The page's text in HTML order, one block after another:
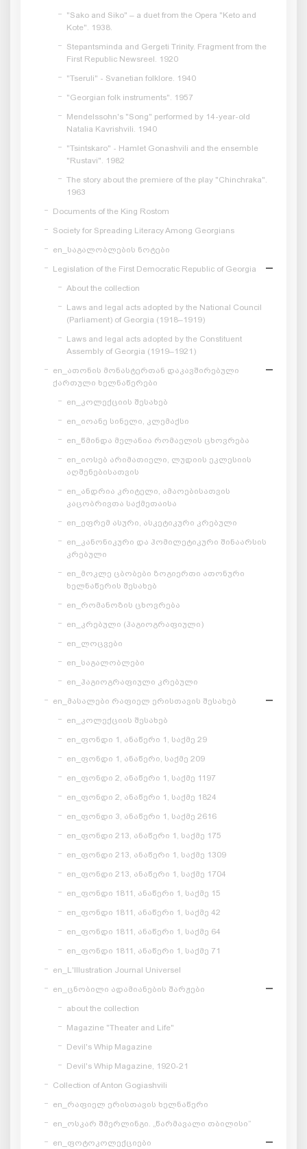
"Sako and Siko" – a duet from the Opera "Keto and
Kote". 1938.
Stepantsminda and Gergeti Trinity. Fragment from the
First Republic Newsreel. 1920
"Tseruli" - Svanetian folklore. 1940
"Georgian folk instruments". 1957
Mendelssohn's "Song" performed by 14-year-old
Natalia Kavrishvili. 1940
"Tsintskaro" - Hamlet Gonashvili and the ensemble
"Rustavi". 1982
The story about the premiere of the play "Chinchraka".
1963
Documents of the King Rostom
Society for Spreading Literacy Among Georgians
en_საგალობლების ნოტები
Legislation of the First Democratic Republic of Georgia
About the collection
Laws and legal acts adopted by the National Council
(Parliament) of Georgia (1918–1919)
Laws and legal acts adopted by the Constituent
Assembly of Georgia (1919–1921)
en_ათონის მონასტერთან დაკავშირებული
ქართული ხელნაწერები
en_კოლექციის შესახებ
en_იოანე სინელი, კლემაქსი
en_წმინდა მელანია რომაელის ცხოვრება
en_იოსებ არიმათიელი, ლუდიის ეკლესიის
აღშენებისათვის
en_ანდრია კრიტელი, ამაოებისათვის
კაცობრივთა საქმეთაისა
en_ეფრემ ასური, ასკეტიკური კრებული
en_კანონიკური და ჰომილეტიკური შინაარსის
კრებული
en_მოკლე ცბობები ზოგიერთი ათონური
ხელნაწერის შესახებ
en_რომანოზის ცხოვრება
en_კრებული (ჰაგიოგრაფიული)
en_ლოცვები
en_საგალობლები
en_ჰაგიოგრაფიული კრებული
en_მასალები რაფიელ ერისთავის შესახებ
en_კოლექციის შესახებ
en_ფონდი 1, ანაწერი 1, საქმე 29
en_ფონდი 1, ანაწერი, საქმე 209
en_ფონდი 2, ანაწერი 1, საქმე 1197
en_ფონდი 2, ანაწერი 1, საქმე 1824
en_ფონდი 3, ანაწერი 1, საქმე 2616
en_ფონდი 213, ანაწერი 1, საქმე 175
en_ფონდი 213, ანაწერი 1, საქმე 1309
en_ფონდი 213, ანაწერი 1, საქმე 1704
en_ფონდი 1811, ანაწერი 1, საქმე 15
en_ფონდი 1811, ანაწერი 1, საქმე 42
en_ფონდი 1811, ანაწერი 1, საქმე 64
en_ფონდი 1811, ანაწერი 1, საქმე 71
en_L'Illustration Journal Universel
en_ცნობილი ადამიანების შარჟები
about the collection
Magazine "Theater and Life"
Devil's Whip Magazine
Devil's Whip Magazine, 1920-21
Collection of Anton Gogiashvili
en_რაფიელ ერისთავის ხელნაწერი
en_ოსკარ შმერლინგი. „წარმავალი თბილისი“
en_ფოტოკოლექციები